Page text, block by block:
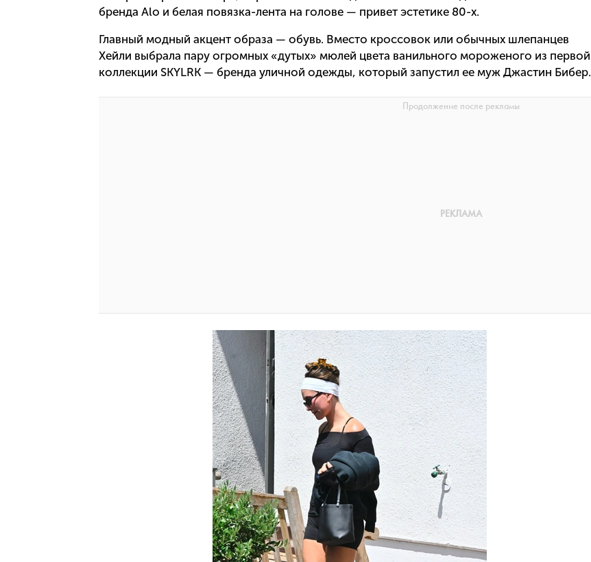
бренда Alo и белая повязка-лента на голове — привет эстетике 80-х.
Главный модный акцент образа — обувь. Вместо кроссовок или обычных шлепанцев
Хейли выбрала пару огромных «дутых» мюлей цвета ванильного мороженого из первой
коллекции SKYLRK — бренда уличной одежды, который запустил ее муж Джастин Бибер.